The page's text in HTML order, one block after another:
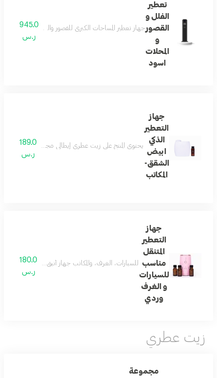
تعطير
الفلل و
القصور
و
المحلات
اسود
جهاز تعطير المساحات الكبرى للقصور والفلل والمحلات
945.0
ر.س
جهاز
التعطير
الذكي
ابيض
الشقق-
المكاتب
يحتوي المنتج على زيت عطري إيطالي مجاني حجم ستين
189.0
ر.س
جهاز
التعطير
المتنقل
مناسب
للسيارات
و الغرف
وردي
للسيارات، الغرف، والمكاتب جهاز أنيق وصغير الحجم
180.0
ر.س
زيت عطري
مجموعة